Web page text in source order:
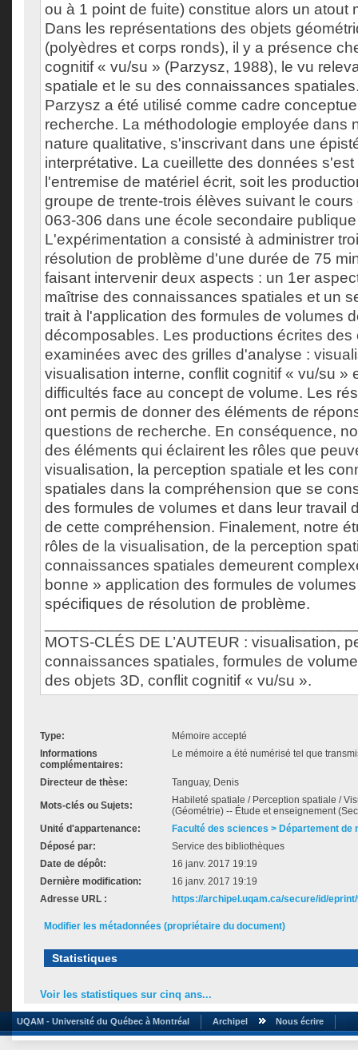
ou à 1 point de fuite) constitue alors un atout
Dans les représentations des objets
(polyèdres et corps ronds), il y a présence
cognitif « vu/su » (Parzysz, 1988), le vu
spatiale et le su des connaissances
Parzysz a été utilisé comme cadre
recherche. La méthodologie employée dans
nature qualitative, s'inscrivant dans une
interprétative. La cueillette des données
l'entremise de matériel écrit, soit les
groupe de trente-trois élèves suivant le
063-306 dans une école secondaire
L'expérimentation a consisté à administrer
résolution de problème d'une durée de 75
faisant intervenir deux aspects : un 1er
maîtrise des connaissances spatiales et un
trait à l'application des formules de volumes
décomposables. Les productions écrites des
examinées avec des grilles d'analyse :
visualisation interne, conflit cognitif « vu/su »
difficultés face au concept de volume. Les
ont permis de donner des éléments de
questions de recherche. En conséquence,
des éléments qui éclairent les rôles que
visualisation, la perception spatiale et les
spatiales dans la compréhension que se
des formules de volumes et dans leur travail
de cette compréhension. Finalement, notre
rôles de la visualisation, de la perception
connaissances spatiales demeurent
bonne » application des formules de
spécifiques de résolution de problème.
MOTS-CLÉS DE L’AUTEUR : visualisation,
connaissances spatiales, formules de
des objets 3D, conflit cognitif « vu/su ».
Type:
Mémoire accepté
Informations
complémentaires:
Le mémoire a été numérisé tel que
Directeur de thèse: Tanguay, Denis
Mots-clés ou Sujets:
Habileté spatiale / Perception spatiale /
(Géométrie) -- Étude et enseignement
Unité d'appartenance:
Faculté des sciences > Département de
Déposé par:
Service des bibliothèques
Date de dépôt:
16 janv. 2017 19:19
Dernière modification:
16 janv. 2017 19:19
Adresse URL :
https://archipel.uqam.ca/secure/id/
Modifier les métadonnées (propriétaire du document)
Statistiques
Voir les statistiques sur cinq ans...
UQAM - Université du Québec à Montréal Archipel Nous écrire